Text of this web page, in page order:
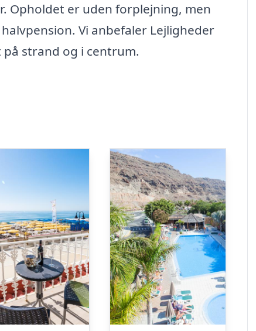
Opholdet er uden forplejning, men
Vi anbefaler Lejligheder
på strand og i centrum.